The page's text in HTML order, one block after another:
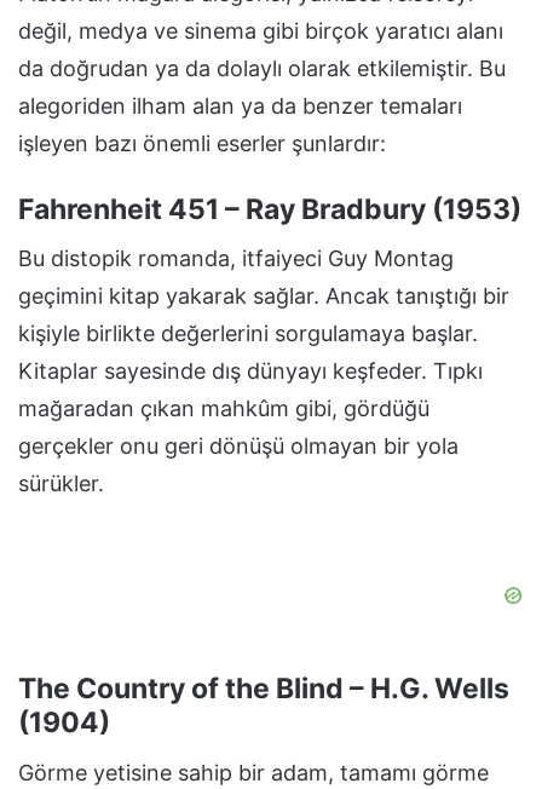
değil, medya ve sinema gibi birçok yaratıcı alanı
da doğrudan ya da dolaylı olarak etkilemiştir. Bu
alegoriden ilham alan ya da benzer temaları
işleyen bazı önemli eserler şunlardır:
Fahrenheit 451 – Ray Bradbury (1953)
Bu distopik romanda, itfaiyeci Guy Montag
geçimini kitap yakarak sağlar. Ancak tanıştığı bir
kişiyle birlikte değerlerini sorgulamaya başlar.
Kitaplar sayesinde dış dünyayı keşfeder. Tıpkı
mağaradan çıkan mahkûm gibi, gördüğü
gerçekler onu geri dönüşü olmayan bir yola
sürükler.
The Country of the Blind – H.G. Wells
(1904)
Görme yetisine sahip bir adam, tamamı görme